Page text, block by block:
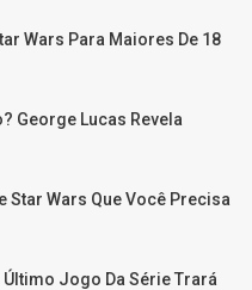
Wars Para Maiores De 18
George Lucas Revela
Star Wars Que Você Precisa
Último Jogo Da Série Trará